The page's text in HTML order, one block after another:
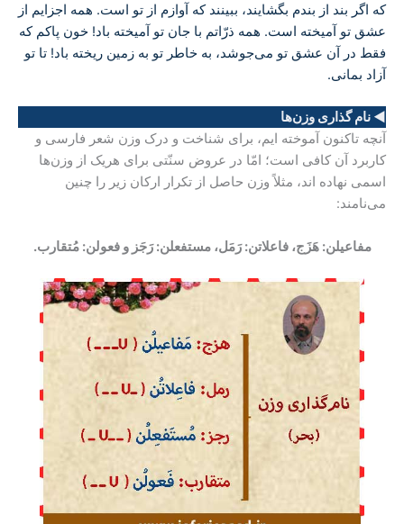
که اگر بند از بندم بگشایند، ببینند که آوازم از تو است. همه اجزایم از
عشق تو آمیخته است. همه ذرّاتم با جان تو آمیخته باد! خون پاکم که
فقط در آن عشق تو می‌جوشد، به خاطر تو به زمین ریخته باد! تا تو
آزاد بمانی.
◄ نام گذاری وزن‌ها
آنچه تاکنون آموخته ایم، برای شناخت و درک وزن شعر فارسی و
کاربرد آن کافی است؛ امّا در عروض سنّتی برای هریک از وزن‌ها
اسمی نهاده اند، مثلاً وزن حاصل از تکرار ارکان زیر را چنین
می‌نامند:
مفاعیلن: هَزَج، فاعلاتن: رَمَل، مستفعلن: رَجَز و فعولن: مُتقارب.